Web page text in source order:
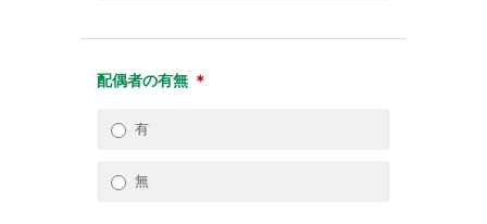
配偶者の有無 ＊
有
無